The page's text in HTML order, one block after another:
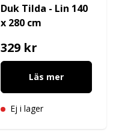
Duk Tilda - Lin 140
x 280 cm
329 kr
Läs mer
Ej i lager